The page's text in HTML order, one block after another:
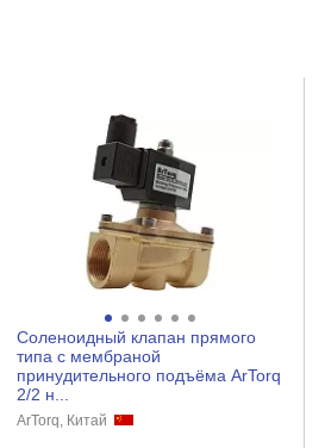
нормально-закрытый
24 постоянный
прямого действия
Соленоидный клапан прямого
типа с мембраной
принудительного подъёма ArTorq
2/2 н...
ArTorq, Китай